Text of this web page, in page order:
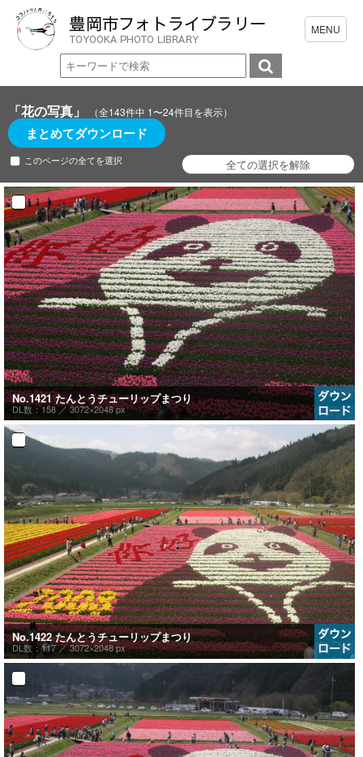
「花の写真」 （全143件中 1〜24件目を表示）
まとめてダウンロード
このページの全てを選択
No.1421 たんとうチューリップまつり
DL数：158 ／3072×2048 px
No.1422 たんとうチューリップまつり
DL数：117 ／3072×2048 px